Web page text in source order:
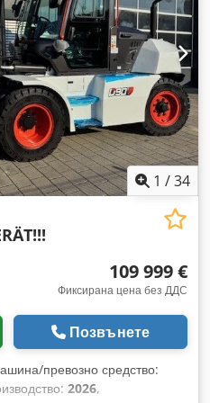
Трансмисия: Автоматична
състояние: Ново
(супереластик) Предни гуми
– тип: Пълна гума
Hsmgsf Задни гуми –
3-ти хидравличен
работна светлина отзад,
напълно затворена
1 /34
109 999 €
Фиксирана цена без ДДС
Позвънете
превозно средство:
2026,